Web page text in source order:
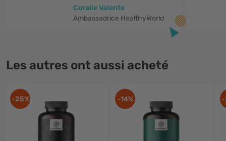
Coralie Valente
Ambassadrice HealthyWorld
Les autres ont aussi acheté
-25% -14% -